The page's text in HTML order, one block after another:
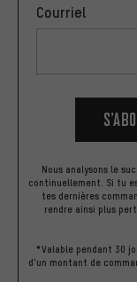
Courriel
Nous analysons le
continuellement. Si tu
tes dernières
rendre ainsi plus
*Valable pendant 30
d'un montant de